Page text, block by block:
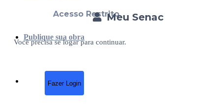
Publique sua obra
Meu Senac
Acesso Restrito
Você precisa se logar para continuar.
Fazer Login